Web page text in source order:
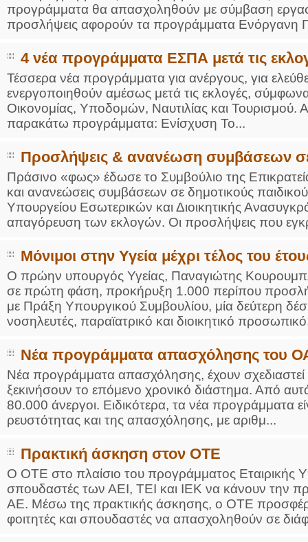
προγράμματα θα απασχοληθούν με σύμβαση
προσλήψεις αφορούν τα προγράμματα Ενόργανη
4 νέα προγράμματα ΕΣΠΑ μετά τις
Τέσσερα νέα προγράμματα για ανέργους, για
ενεργοποιηθούν αμέσως μετά τις εκλογές,
Οικονομίας, Υποδομών, Ναυτιλίας και Τουρισμού.
παρακάτω προγράμματα: Ενίσχυση Το...
Προσλήψεις & ανανέωση συμβάσεων
Πράσινο «φως» έδωσε το Συμβούλιο της
και ανανεώσεις συμβάσεων σε δημοτικούς
Υπουργείου Εσωτερικών και Διοικητικής
απαγόρευση των εκλογών. Οι προσλήψεις που
Μόνιμοι στην Υγεία μέχρι τέλος του
Ο πρώην υπουργός Υγείας, Παναγιώτης
σε πρώτη φάση, προκήρυξη 1.000 περίπου
με Πράξη Υπουργικού Συμβουλίου, μία δεύτερη
νοσηλευτές, παραϊατρικό και διοικητικό
Νέα προγράμματα απασχόλησης του
Νέα προγράμματα απασχόλησης, έχουν
ξεκινήσουν το επόμενο χρονικό διάστημα. Από
80.000 άνεργοι. Ειδικότερα, τα νέα προγράμματα
ρευστότητας και της απασχόλησης, με αριθμ...
Πρακτική άσκηση στον ΟΤΕ
Ο ΟΤΕ στο πλαίσιο του προγράμματος Εταιρικής
σπουδαστές των ΑΕΙ, ΤΕΙ και ΙΕΚ να κάνουν την
ΑΕ. Μέσω της πρακτικής άσκησης, ο ΟΤΕ
φοιτητές και σπουδαστές να απασχοληθούν σε